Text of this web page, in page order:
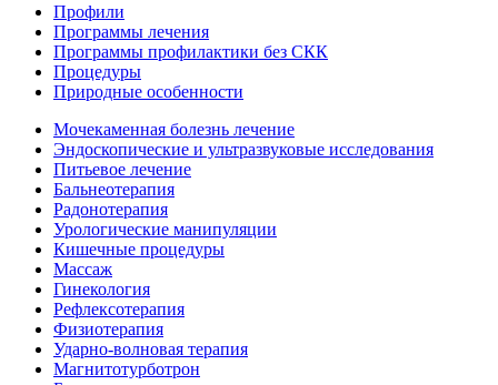
Профили
Программы лечения
Программы профилактики без СКК
Процедуры
Природные особенности
Мочекаменная болезнь лечение
Эндоскопические и ультразвуковые исследования
Питьевое лечение
Бальнеотерапия
Радонотерапия
Урологические манипуляции
Кишечные процедуры
Массаж
Гинекология
Рефлексотерапия
Физиотерапия
Ударно-волновая терапия
Магнитотурботрон